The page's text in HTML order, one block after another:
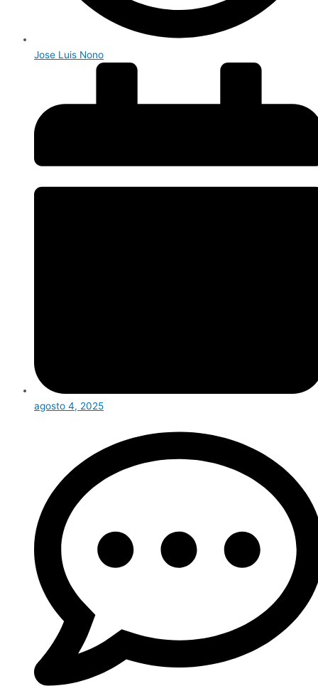
Jose Luis Nono
agosto 4, 2025